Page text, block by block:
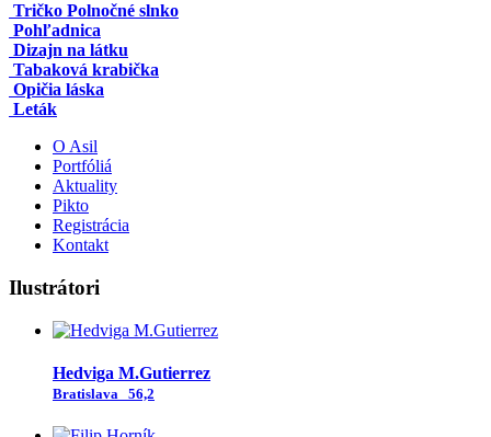
Tričko Polnočné slnko
Pohľadnica
Dizajn na látku
Tabaková krabička
Opičia láska
Leták
O Asil
Portfóliá
Aktuality
Pikto
Registrácia
Kontakt
Ilustrátori
Hedviga M.Gutierrez
Bratislava 56,2